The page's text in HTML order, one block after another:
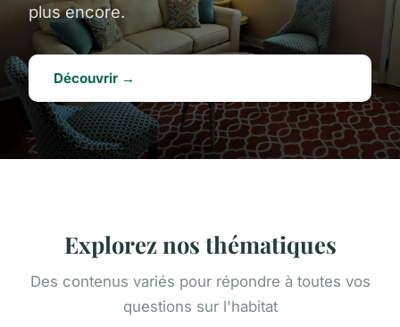
plus encore.
Découvrir →
Explorez nos thématiques
Des contenus variés pour répondre à toutes vos
questions sur l'habitat